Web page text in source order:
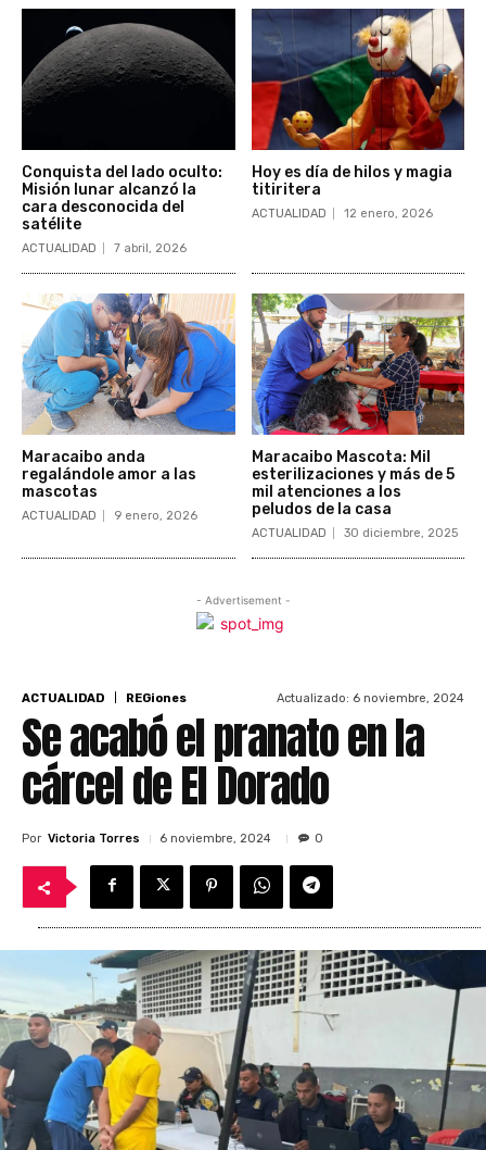
Conquista del lado oculto:
Misión lunar alcanzó la
cara desconocida del
satélite
ACTUALIDAD 7 abril, 2026
Hoy es día de hilos y magia
titiritera
ACTUALIDAD 12 enero, 2026
Maracaibo anda
regalándole amor a las
mascotas
ACTUALIDAD 9 enero, 2026
Maracaibo Mascota: Mil
esterilizaciones y más de 5
mil atenciones a los
peludos de la casa
ACTUALIDAD 30 diciembre, 2025
- Advertisement -